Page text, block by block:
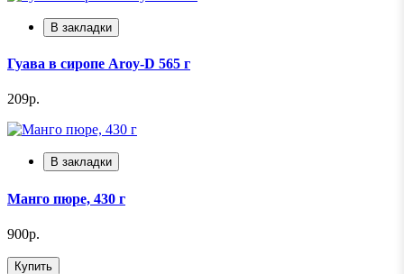
В закладки
Гуава в сиропе Aroy-D 565 г
209р.
В закладки
Манго пюре, 430 г
900р.
Купить